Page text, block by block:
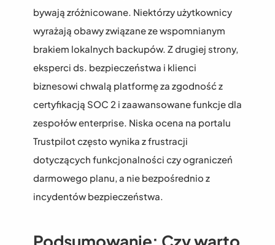
bywają zróżnicowane. Niektórzy użytkownicy
wyrażają obawy związane ze wspomnianym
brakiem lokalnych backupów. Z drugiej strony,
eksperci ds. bezpieczeństwa i klienci
biznesowi chwalą platformę za zgodność z
certyfikacją SOC 2 i zaawansowane funkcje dla
zespołów enterprise. Niska ocena na portalu
Trustpilot często wynika z frustracji
dotyczących funkcjonalności czy ograniczeń
darmowego planu, a nie bezpośrednio z
incydentów bezpieczeństwa.